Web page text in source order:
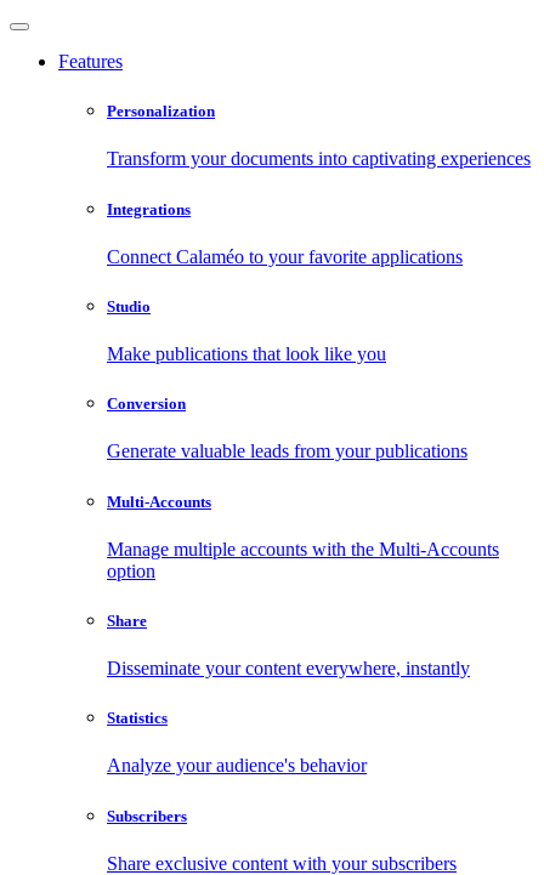
Features
Personalization
Transform your documents into captivating experiences
Integrations
Connect Calaméo to your favorite applications
Studio
Make publications that look like you
Conversion
Generate valuable leads from your publications
Multi-Accounts
Manage multiple accounts with the Multi-Accounts
option
Share
Disseminate your content everywhere, instantly
Statistics
Analyze your audience's behavior
Subscribers
Share exclusive content with your subscribers